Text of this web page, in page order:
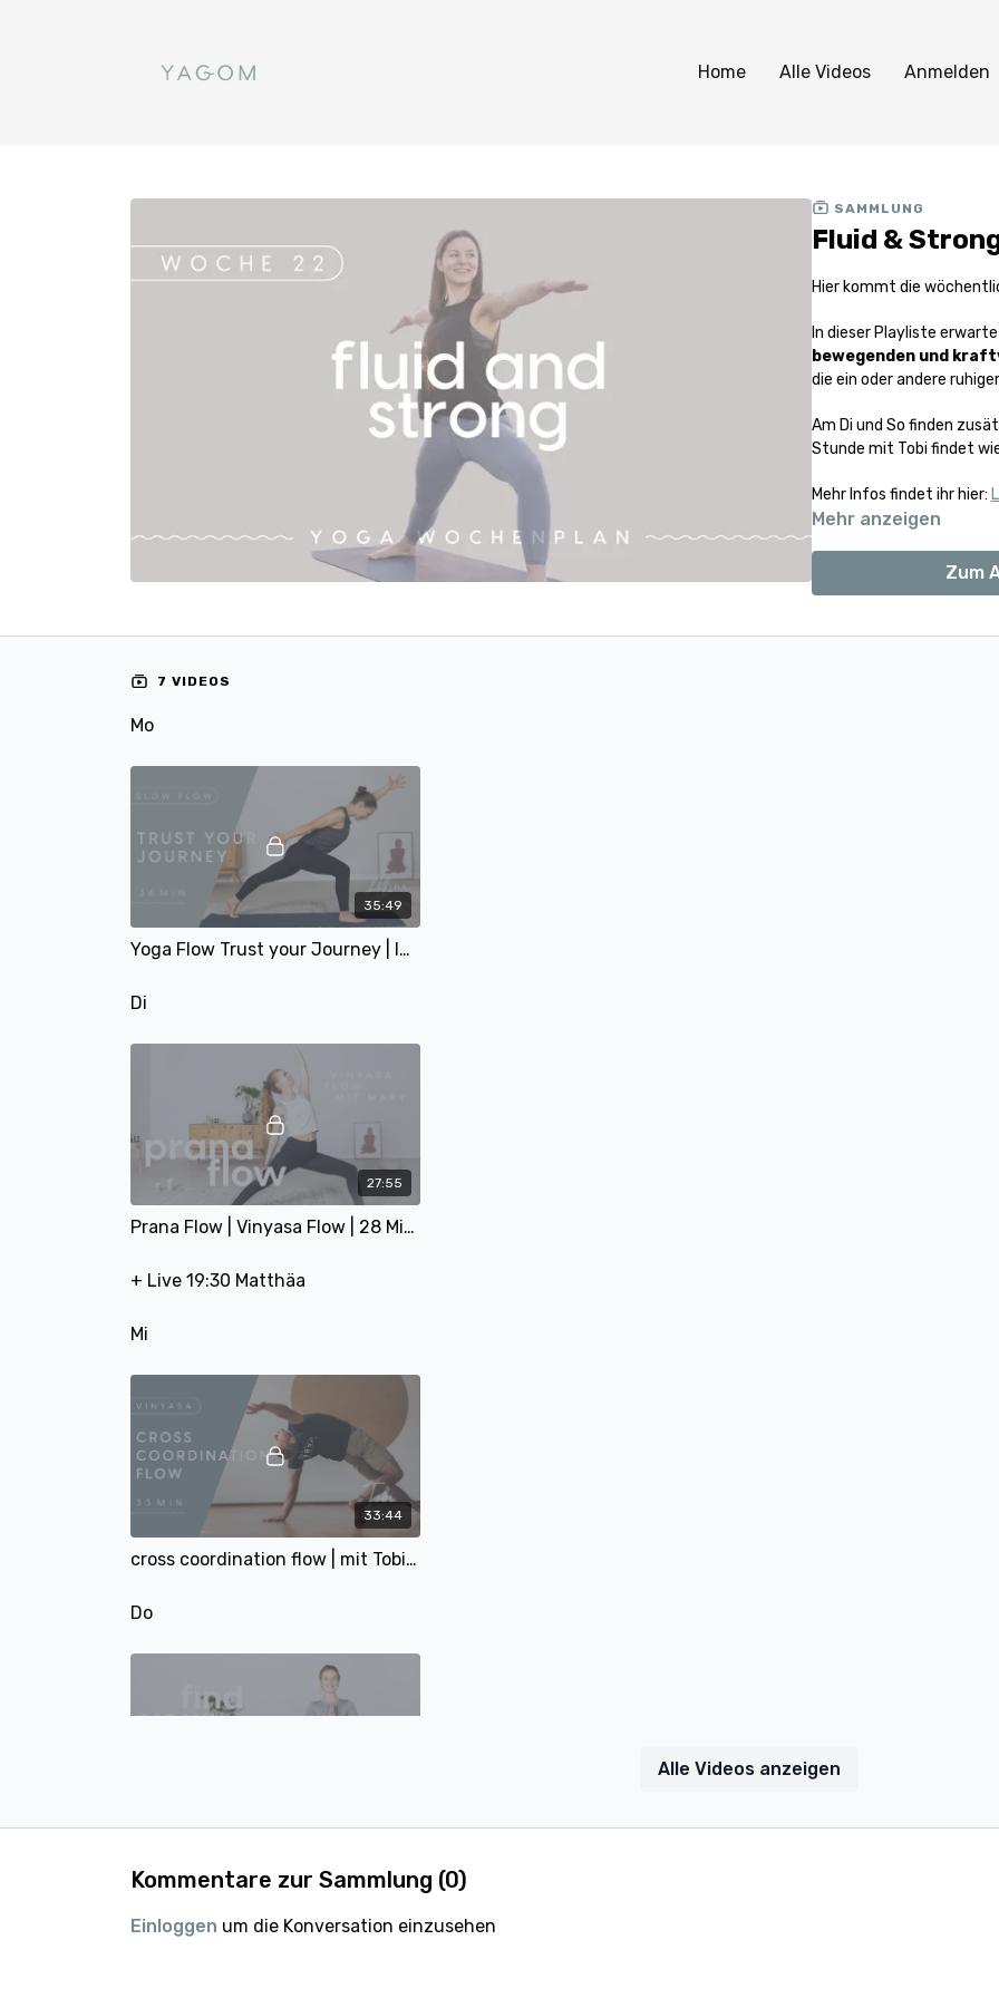
Home Alle Videos Anmelden
SAMMLUNG
Fluid &
Hier kommt die
In dieser Playliste
bewegenden und
die ein oder andere
Am Di und So finden zusätzlich Live Stunde statt. Die Live
Stunde mit Tobi findet
Mehr Infos findet ihr hier:
Mehr anzeigen
Zum
7 VIDEOS
Alle Videos anzeigen
Mo
35:49
Yoga Flow Trust your Journey | langsamer und stärkender Flow | 36 Min | mit Alina
Di
27:55
Prana Flow | Vinyasa Flow | 28 Min | mit Mary
+ Live 19:30 Matthäa
Mi
33:44
cross coordination flow | mit Tobi | 33 Min
Do
Fr
Kommentare zur Sammlung (0)
Einloggen um die Konversation einzusehen